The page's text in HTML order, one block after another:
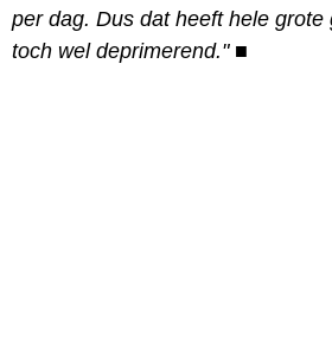
per dag. Dus dat heeft hele grote
toch wel deprimerend." ■